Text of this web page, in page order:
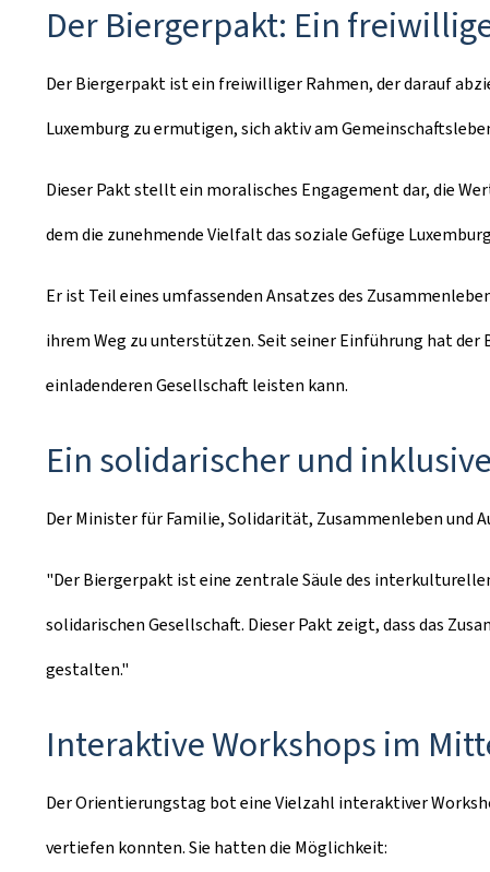
Der Biergerpakt: Ein
DerBiergerpaktist ein freiwilliger Rahmen, der darauf
Luxemburg zu ermutigen, sich aktiv am
Dieser Pakt stellt ein moralisches Engagement dar, die
dem die zunehmende Vielfalt das soziale Gefüge
Er ist Teil eines umfassenden Ansatzes des
ihrem Weg zu unterstützen. Seit seiner Einführung hat
einladenderen Gesellschaft leisten kann.
Ein solidarischer und
Der Minister für Familie, Solidarität, Zusammenleben und
"DerBiergerpaktist eine zentrale Säule des
solidarischen Gesellschaft. Dieser Pakt zeigt, dass das
gestalten."
Interaktive Workshops im
Der Orientierungstag bot eine Vielzahl interaktiver
vertiefen konnten. Sie hatten die Möglichkeit: